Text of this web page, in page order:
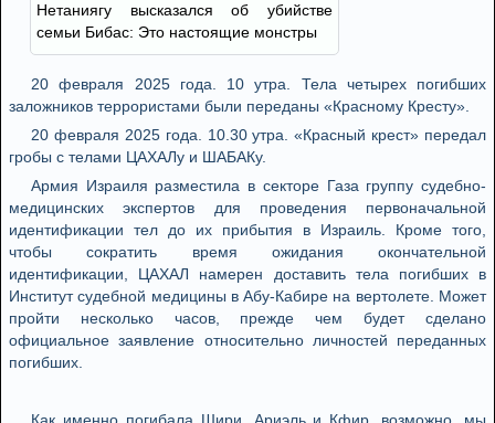
Нетаниягу высказался об убийстве
семьи Бибас: Это настоящие монстры
20 февраля 2025 года. 10 утра. Тела четырех погибших
заложников террористами были переданы «Красному Кресту».
20 февраля 2025 года. 10.30 утра. «Красный крест» передал
гробы с телами ЦАХАЛу и ШАБАКу.
Армия Израиля разместила в секторе Газа группу судебно-
медицинских экспертов для проведения первоначальной
идентификации тел до их прибытия в Израиль. Кроме того,
чтобы сократить время ожидания окончательной
идентификации, ЦАХАЛ намерен доставить тела погибших в
Институт судебной медицины в Абу-Кабире на вертолете. Может
пройти несколько часов, прежде чем будет сделано
официальное заявление относительно личностей переданных
погибших.